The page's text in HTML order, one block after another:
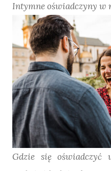
Intymne oświadczyny
Gdzie się oświadczyć